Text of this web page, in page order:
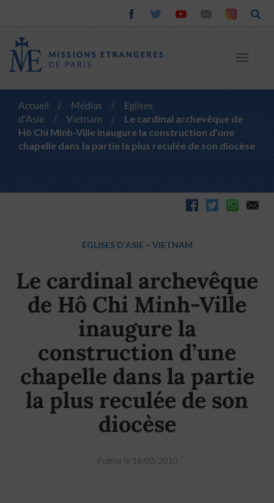
Toggle
Accueil / Médias /
Eglises
d'Asie
/ Vietnam /
Le cardinal archevêque de
Hô Chi Minh-Ville inaugure la construction d’une
chapelle dans la partie la plus reculée de son diocèse
EGLISES D'ASIE – VIETNAM
Le cardinal archevêque
de Hô Chi Minh-Ville
inaugure la
construction d’une
chapelle dans la partie
la plus reculée de son
diocèse
Publié le 18/03/2010